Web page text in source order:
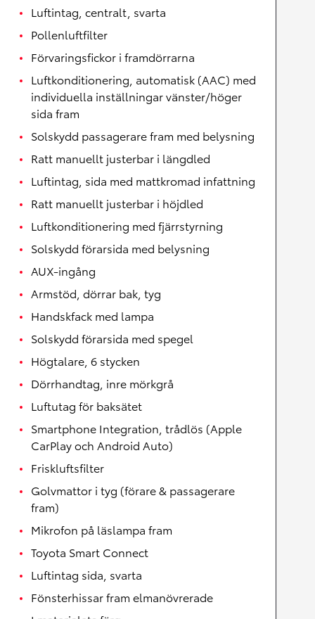
Luftintag, centralt, svarta
Pollenluftfilter
Förvaringsfickor i framdörrarna
Luftkonditionering, automatisk (AAC) med
individuella inställningar vänster/höger
sida fram
Solskydd passagerare fram med belysning
Ratt manuellt justerbar i längdled
Luftintag, sida med mattkromad infattning
Ratt manuellt justerbar i höjdled
Luftkonditionering med fjärrstyrning
Solskydd förarsida med belysning
AUX-ingång
Armstöd, dörrar bak, tyg
Handskfack med lampa
Solskydd förarsida med spegel
Högtalare, 6 stycken
Dörrhandtag, inre mörkgrå
Luftutag för baksätet
Smartphone Integration, trådlös (Apple
CarPlay och Android Auto)
Friskluftsfilter
Golvmattor i tyg (förare & passagerare
fram)
Mikrofon på läslampa fram
Toyota Smart Connect
Luftintag sida, svarta
Fönsterhissar fram elmanövrerade